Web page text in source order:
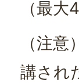
（最
（注
講され